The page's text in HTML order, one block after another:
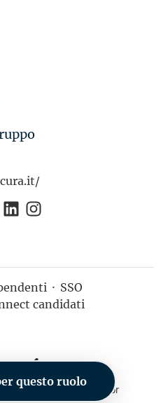
questo ruolo
· SSO
candidati
candidatodi Teamtailor